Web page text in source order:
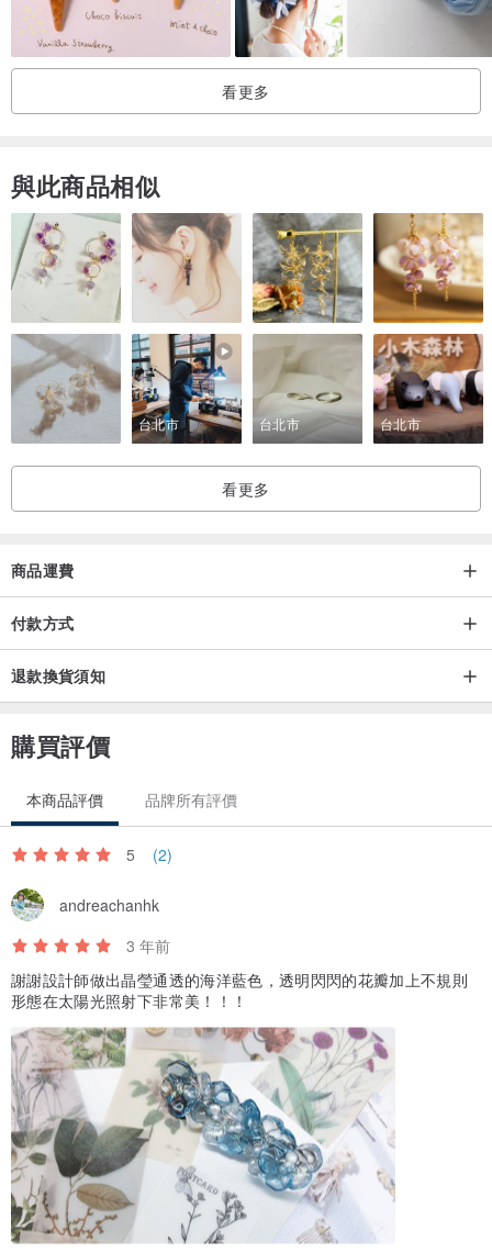
看更多
與此商品相似
台北市 台北市 台北市
看更多
商品運費
付款方式
退款換貨須知
購買評價
本商品評價 品牌所有評價
5 (2)
andreachanhk
3 年前
謝謝設計師做出晶瑩通透的海洋藍色，透明閃閃的花瓣加上不規則
形態在太陽光照射下非常美！！！